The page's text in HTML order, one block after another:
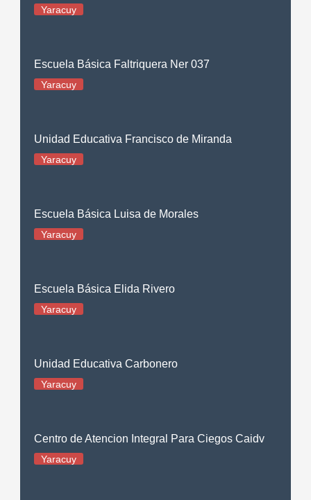
Yaracuy
Escuela Básica Faltriquera Ner 037
Yaracuy
Unidad Educativa Francisco de Miranda
Yaracuy
Escuela Básica Luisa de Morales
Yaracuy
Escuela Básica Elida Rivero
Yaracuy
Unidad Educativa Carbonero
Yaracuy
Centro de Atencion Integral Para Ciegos Caidv
Yaracuy